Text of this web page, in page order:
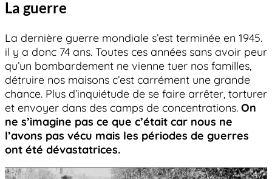
La guerre
La dernière guerre mondiale s’est terminée en 1945.
il y a donc 74 ans. Toutes ces années sans avoir peur
qu’un bombardement ne vienne tuer nos familles,
détruire nos maisons c’est carrément une grande
chance. Plus d’inquiétude de se faire arrêter, torturer
et envoyer dans des camps de concentrations. On
ne s’imagine pas ce que c’était car nous ne
l’avons pas vécu mais les périodes de guerres
ont été dévastatrices.